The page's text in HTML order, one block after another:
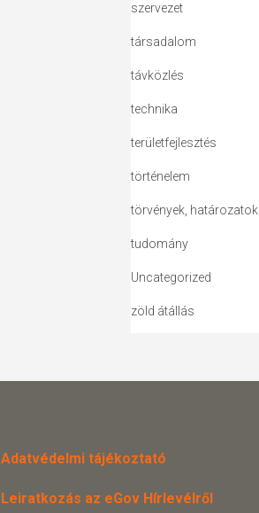
szervezet
társadalom
távközlés
technika
területfejlesztés
történelem
törvények, határozatok
tudomány
Uncategorized
zöld átállás
Adatvédelmi tájékoztató
Leiratkozás az eGov Hírlevélről